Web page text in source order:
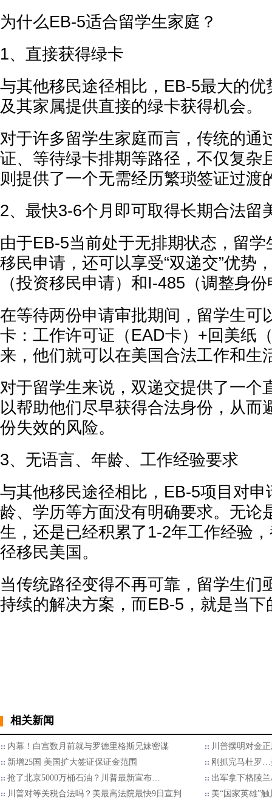
为什么EB-5适合留学生家庭？
1、直接获得绿卡
与其他移民途径相比，EB-5最大的
及其家属提供直接的绿卡获得机会。
对于许多留学生家庭而言，传统的通
证、等待绿卡排期等路径，不仅复杂
则提供了一个无需经历繁琐签证过渡
2、最快3-6个月即可取得长期合法留
由于EB-5当前处于无排期状态，留
移民申请，还可以享受“双递交”优势
（投资移民申请）和I-485（调整身
在等待两份申请审批期间，留学生可
卡：工作许可证（EAD卡）+回美纸
来，他们就可以在美国合法工作和生
对于留学生来说，双递交提供了一个
以帮助他们尽早获得合法身份，从而
份失效的风险。
3、无语言、年龄、工作经验要求
与其他移民途径相比，EB-5项目对申
龄、学历等方面没有明确要求。无论
生，还是已经积累了1-2年工作经验
径移民美国。
当传统路径变得不再可靠，留学生们
持续的解决方案，而EB-5，就是当下
相关新闻
内幕！白宫数月前就与罗德里格斯兄妹密谋
川普摆明对金
新增25国 美国扩大签证保证金范围
刚抓完马杜罗…
抢了北京5000万桶石油？川普最新宣布…
出军拿下格陵
川普对等关税合法吗？美最高法院最快9日宣判
美“国家英雄”